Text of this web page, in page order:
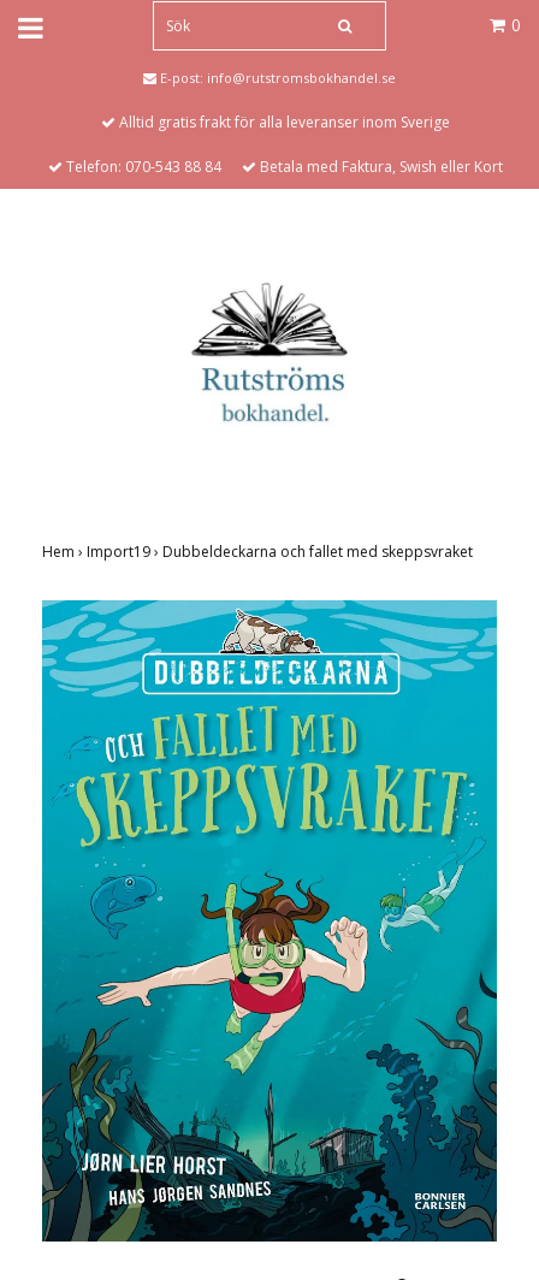
0
E-post: info@rutstromsbokhandel.se
Alltid gratis frakt för alla leveranser inom Sverige
Telefon: 070-543 88 84 Betala med Faktura, Swish eller Kort
Hem › Import19› Dubbeldeckarna och fallet med skeppsvraket